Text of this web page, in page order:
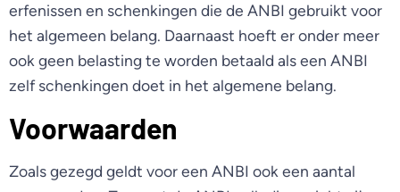
erfenissen en schenkingen die de ANBI gebruikt voor
het algemeen belang. Daarnaast hoeft er onder meer
ook geen belasting te worden betaald als een ANBI
zelf schenkingen doet in het algemene belang.
Voorwaarden
Zoals gezegd geldt voor een ANBI ook een aantal